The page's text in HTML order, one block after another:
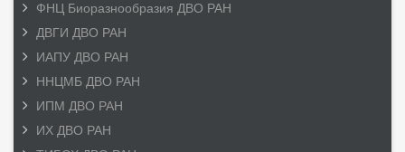
ФНЦ Биоразнообразия ДВО РАН
ДВГИ ДВО РАН
ИАПУ ДВО РАН
ННЦМБ ДВО РАН
ИПМ ДВО РАН
ИХ ДВО РАН